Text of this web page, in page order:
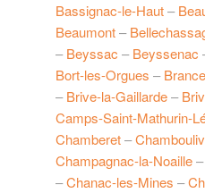
Bassignac-le-Haut–
Beaumont–
–Beyssac –Beyssenac
Bort-les-Orgues –
–Brive-la-Gaillarde–
Camps-Saint-Mathurin-
Chamberet–
Champagnac-la-Noaille
–Chanac-les-Mines –